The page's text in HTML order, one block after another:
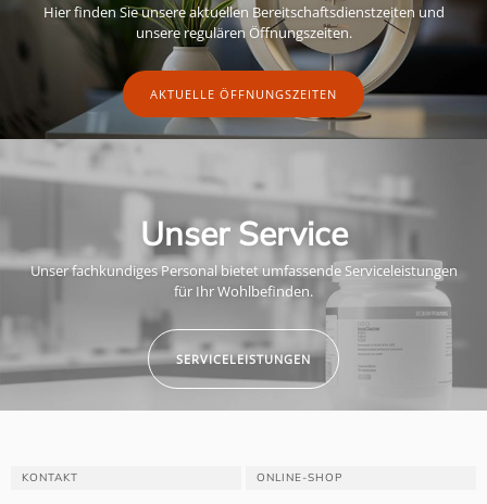
Hier finden Sie unsere aktuellen Bereitschaftsdienstzeiten und
unsere regulären Öffnungszeiten.
AKTUELLE ÖFFNUNGSZEITEN
Unser Service
Unser fachkundiges Personal bietet umfassende Serviceleistungen
für Ihr Wohlbefinden.
SERVICELEISTUNGEN
KONTAKT ONLINE-SHOP